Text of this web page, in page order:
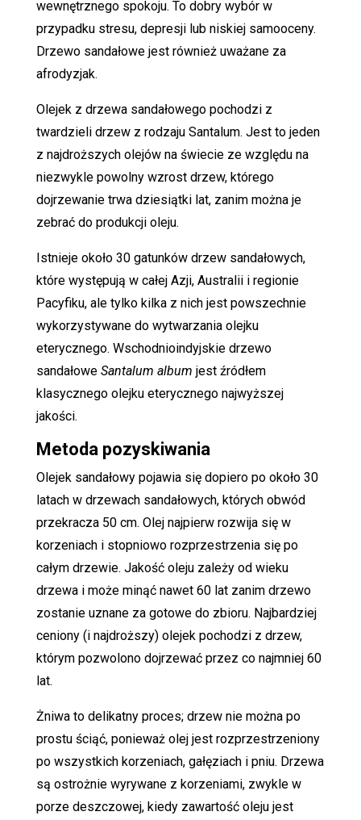
wewnętrznego spokoju. To dobry wybór w
przypadku stresu, depresji lub niskiej samooceny.
Drzewo sandałowe jest również uważane za
afrodyzjak.
Olejek z drzewa sandałowego pochodzi z
twardzieli drzew z rodzaju Santalum. Jest to jeden
z najdroższych olejów na świecie ze względu na
niezwykle powolny wzrost drzew, którego
dojrzewanie trwa dziesiątki lat, zanim można je
zebrać do produkcji oleju.
Istnieje około 30 gatunków drzew sandałowych,
które występują w całej Azji, Australii i regionie
Pacyfiku, ale tylko kilka z nich jest powszechnie
wykorzystywane do wytwarzania olejku
eterycznego. Wschodnioindyjskie drzewo
sandałowe Santalum album jest źródłem
klasycznego olejku eterycznego najwyższej
jakości.
Metoda pozyskiwania
Olejek sandałowy pojawia się dopiero po około 30
latach w drzewach sandałowych, których obwód
przekracza 50 cm. Olej najpierw rozwija się w
korzeniach i stopniowo rozprzestrzenia się po
całym drzewie. Jakość oleju zależy od wieku
drzewa i może minąć nawet 60 lat zanim drzewo
zostanie uznane za gotowe do zbioru. Najbardziej
ceniony (i najdroższy) olejek pochodzi z drzew,
którym pozwolono dojrzewać przez co najmniej 60
lat.
Żniwa to delikatny proces; drzew nie można po
prostu ściąć, ponieważ olej jest rozprzestrzeniony
po wszystkich korzeniach, gałęziach i pniu. Drzewa
są ostrożnie wyrywane z korzeniami, zwykle w
porze deszczowej, kiedy zawartość oleju jest